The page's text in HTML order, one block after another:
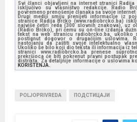
Svi članci objavljeni na internet stranici Radija
isključivo su vlasništvo redakcije. Radio
povremeno prenošenje članaka sa svoje internet
Drugi mediji smiju prenijeti informacije iz
stranice Radija Brčko (www.radiobrcko.ba)
najviše četiri reda (300 slovnih znakova), uz
(Radio Brčko), pri čemu su on-line izdanja
tekst na web stranicu radiobrcko.ba, ukoliko
postignut dogovor o drugačijim uslovima.
nastojanju da zaštiti svoje intelektualno
Ukoliko se bilo koji dio teksta ili informacija iz
stranici www.radiobrcko.ba prenese
prekršioca će biti pokrenut pravni postupak
distrikta. Za detaljnije informacije o uslovima
KORIŠTENJA.
POLJOPRIVREDA ПОДСТИЦАЈИ